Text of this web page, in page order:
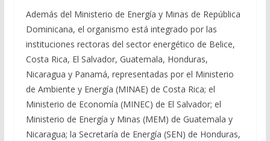
Además del Ministerio de Energía y Minas de República
Dominicana, el organismo está integrado por las
instituciones rectoras del sector energético de Belice,
Costa Rica, El Salvador, Guatemala, Honduras,
Nicaragua y Panamá, representadas por el Ministerio
de Ambiente y Energía (MINAE) de Costa Rica; el
Ministerio de Economía (MINEC) de El Salvador; el
Ministerio de Energía y Minas (MEM) de Guatemala y
Nicaragua; la Secretaría de Energía (SEN) de Honduras,